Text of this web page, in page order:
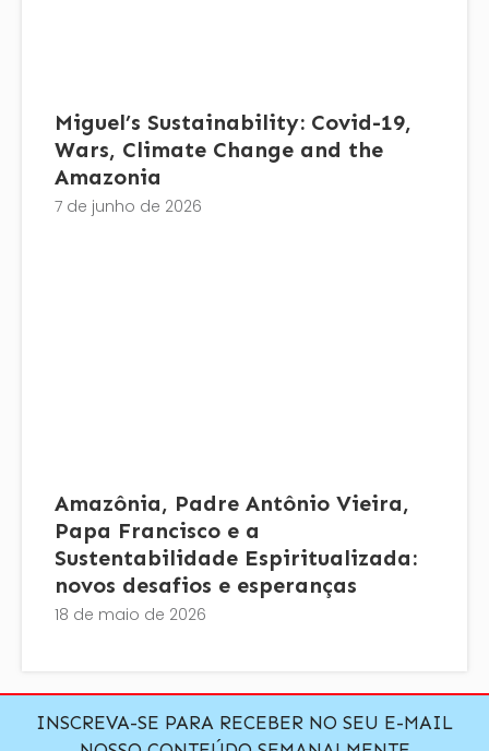
Miguel’s Sustainability: Covid-19,
Wars, Climate Change and the
Amazonia
7 de junho de 2026
Amazônia, Padre Antônio Vieira,
Papa Francisco e a
Sustentabilidade Espiritualizada:
novos desafios e esperanças
18 de maio de 2026
INSCREVA-SE PARA RECEBER NO SEU E-MAIL